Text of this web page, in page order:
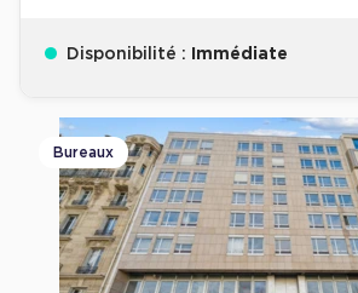
Disponibilité : Immédiate
Bureaux